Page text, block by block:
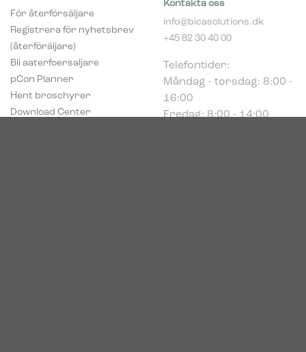
För återförsäljare
Registrera för nyhetsbrev
(återföräljare)
Bli aaterfoersaljare
pCon Planner
Hent broschyrer
Download Center
+45 82 30 40 00